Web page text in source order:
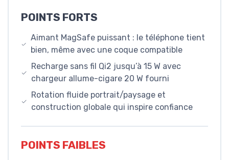
POINTS FORTS
Aimant MagSafe puissant : le téléphone tient
bien, même avec une coque compatible
Recharge sans fil Qi2 jusqu’à 15 W avec
chargeur allume-cigare 20 W fourni
Rotation fluide portrait/paysage et
construction globale qui inspire confiance
POINTS FAIBLES